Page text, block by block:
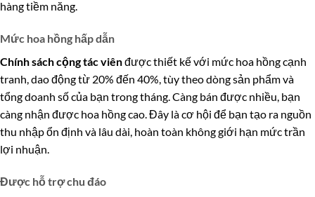
hàng tiềm năng.
Mức hoa hồng hấp dẫn
Chính sách cộng tác viênđược thiết kế với mức hoa hồng cạnh
tranh, dao động từ 20% đến 40%, tùy theo dòng sản phẩm và
tổng doanh số của bạn trong tháng. Càng bán được nhiều, bạn
càng nhận được hoa hồng cao. Đây là cơ hội để bạn tạo ra nguồn
thu nhập ổn định và lâu dài, hoàn toàn không giới hạn mức trần
lợi nhuận.
Được hỗ trợ chu đáo